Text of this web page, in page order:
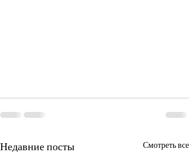
Недавние посты Смотреть все